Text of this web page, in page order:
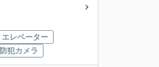
エレベーター
防犯カメラ